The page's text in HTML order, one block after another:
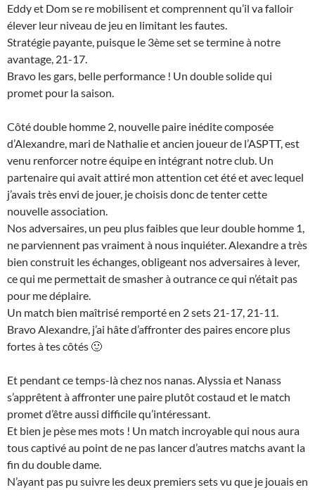
Eddy et Dom se re mobilisent et comprennent qu’il va falloir
élever leur niveau de jeu en limitant les fautes.
Stratégie payante, puisque le 3ème set se termine à notre
avantage, 21-17.
Bravo les gars, belle performance ! Un double solide qui
promet pour la saison.
Côté double homme 2, nouvelle paire inédite composée
d’Alexandre, mari de Nathalie et ancien joueur de l’ASPTT, est
venu renforcer notre équipe en intégrant notre club. Un
partenaire qui avait attiré mon attention cet été et avec lequel
j’avais très envi de jouer, je choisis donc de tenter cette
nouvelle association.
Nos adversaires, un peu plus faibles que leur double homme 1,
ne parviennent pas vraiment à nous inquiéter. Alexandre a très
bien construit les échanges, obligeant nos adversaires à lever,
ce qui me permettait de smasher à outrance ce qui n’était pas
pour me déplaire.
Un match bien maîtrisé remporté en 2 sets 21-17, 21-11.
Bravo Alexandre, j’ai hâte d’affronter des paires encore plus
fortes à tes côtés 🙂
Et pendant ce temps-là chez nos nanas. Alyssia et Nanass
s’apprêtent à affronter une paire plutôt costaud et le match
promet d’être aussi difficile qu’intéressant.
Et bien je pèse mes mots ! Un match incroyable qui nous aura
tous captivé au point de ne pas lancer d’autres matchs avant la
fin du double dame.
N’ayant pas pu suivre les deux premiers sets vu que je jouais en